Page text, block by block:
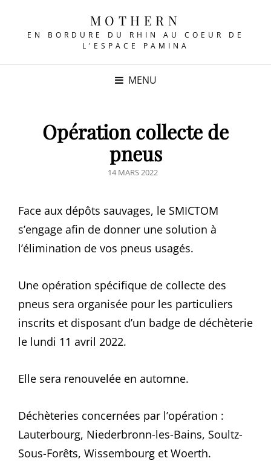
MOTHERN
EN BORDURE DU RHIN AU COEUR DE
L'ESPACE PAMINA
MENU
Opération collecte de
pneus
POSTED
14 MARS 2022
Face aux dépôts sauvages, le SMICTOM
s’engage afin de donner une solution à
l’élimination de vos pneus usagés.
Une opération spécifique de collecte des
pneus sera organisée pour les particuliers
inscrits et disposant d’un badge de déchèterie
le lundi 11 avril 2022.
Elle sera renouvelée en automne.
Déchèteries concernées par l’opération :
Lauterbourg, Niederbronn-les-Bains, Soultz-
Sous-Forêts, Wissembourg et Woerth.